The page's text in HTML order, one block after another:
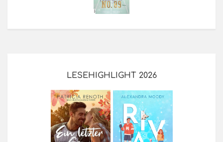
LESEHIGHLIGHT 2026